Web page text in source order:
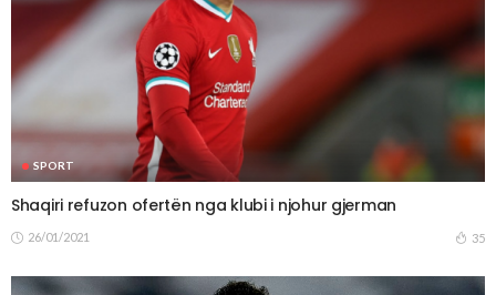
SPORT
Shaqiri refuzon ofertën nga klubi i njohur gjerman
26/01/2021 35